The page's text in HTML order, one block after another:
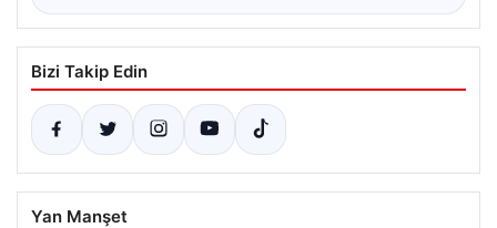
Bizi Takip Edin
Yan Manşet